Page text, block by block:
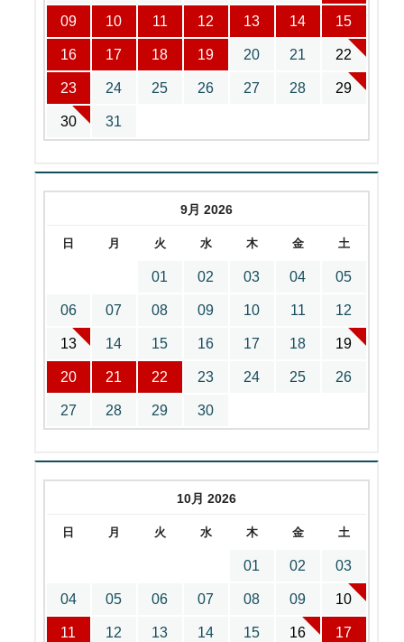
09 10 11 12 13 14 15
16 17 18 19 20 21 22
23 24 25 26 27 28 29
30 31
9月 2026
日 月 火 水 木 金 土
01 02 03 04 05
06 07 08 09 10 11 12
13 14 15 16 17 18 19
20 21 22 23 24 25 26
27 28 29 30
10月 2026
日 月 火 水 木 金 土
01 02 03
04 05 06 07 08 09 10
11 12 13 14 15 16 17